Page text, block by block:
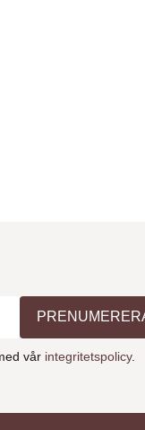
vår integritetspolicy.